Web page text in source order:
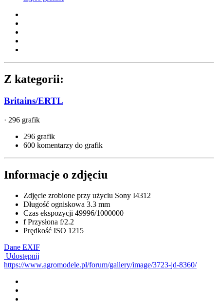
Z kategorii:
Britains/ERTL
· 296 grafik
296 grafik
600 komentarzy do grafik
Informacje o zdjęciu
Zdjęcie zrobione przy użyciu Sony I4312
Długość ogniskowa 3.3 mm
Czas ekspozycji 49996/1000000
f Przysłona f/2.2
Prędkość ISO 1215
Dane EXIF
Udostępnij
https://www.agromodele.pl/forum/gallery/image/3723-jd-8360/